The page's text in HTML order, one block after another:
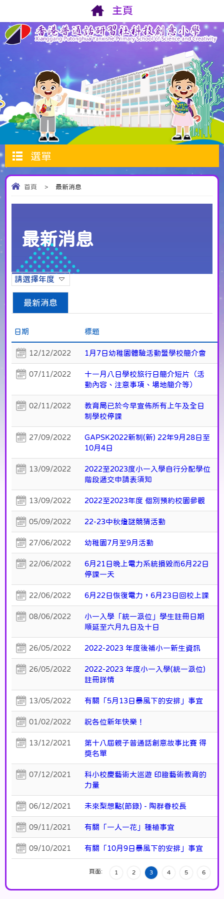
主頁
選單
首頁 > 最新消息
最新消息
請選擇年度
最新消息
日期 標題
12/12/2022 1月7日幼稚園體驗活動暨學校簡介會
07/11/2022
十一月八日學校旅行日簡介短片（活
動內容、注意事項、場地簡介等）
02/11/2022
教育局已於今早宣佈所有上午及全日
制學校停課
27/09/2022
GAPSK2022新制(新) 22年9月28日至
10月4日
13/09/2022
2022至2023度小一入學自行分配學位
階段遞交申請表須知
13/09/2022 2022至2023年度 個別預約校園參觀
05/09/2022 22-23中秋燈謎競猜活動
27/06/2022 幼稚園7月至9月活動
22/06/2022
6月21日晚上電力系統損毀而6月22日
停課一天
22/06/2022 6月22日恢復電力，6月23日回校上課
08/06/2022
小一入學「統一派位」學生註冊日期
順延至六月九日及十日
26/05/2022 2022-2023 年度後補小一新生資訊
26/05/2022
2022-2023 年度小一入學(統一派位)
註冊詳情
13/05/2022 有關「5月13日暴風下的安排」事宜
01/02/2022 祝各位新年快樂！
13/12/2021
第十八屆親子普通話創意故事比賽 得
獎名單
07/12/2021
科小校慶藝術大巡遊 印證藝術教育的
力量
06/12/2021 未來梨想點(節錄) - 陶群眷校長
09/11/2021 有關「一人一花」種植事宜
09/10/2021 有關「10月9日暴風下的安排」事宜
頁面: 1 2 3 4 5 6